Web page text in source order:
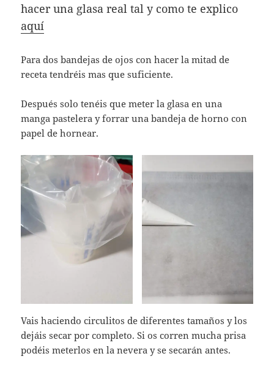
hacer una glasa real tal y como te explico
aquí
Para dos bandejas de ojos con hacer la mitad de
receta tendréis mas que suficiente.
Después solo tenéis que meter la glasa en una
manga pastelera y forrar una bandeja de horno con
papel de hornear.
Vais haciendo circulitos de diferentes tamaños y los
dejáis secar por completo. Si os corren mucha prisa
podéis meterlos en la nevera y se secarán antes.